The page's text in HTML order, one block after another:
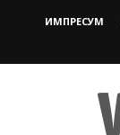
ИМПРЕСУМ